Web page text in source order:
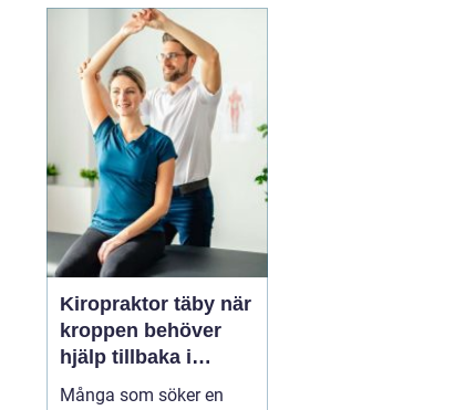
norr om Stockholm
sökerprofessionell
massage Sollentuna för
Kiropraktor täby när
kroppen behöver
hjälp tillbaka i
balans
Många som söker en